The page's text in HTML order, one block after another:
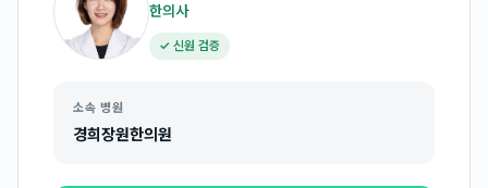
한의사
✓ 신원 검증
소속 병원
경희장원한의원